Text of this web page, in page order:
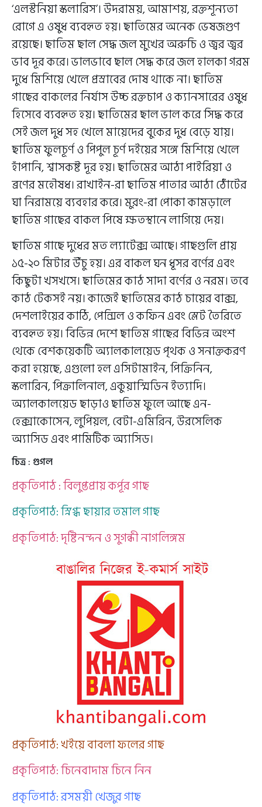
‘এলস্টনিয়া স্কলারিস’। উদরাময়, আমাশয়, রক্তশূন্যতা
রোগে এ ওষুধ ব্যবহৃত হয়। ছাতিমের অনেক ভেষজগুণ
রয়েছে। ছাতিম ছাল সেদ্ধ জল মুখের অরুচি ও জ্বর জ্বর
ভাব দূর করে। ভালভাবে ছাল সেদ্ধ করে জল হালকা গরম
দুধে মিশিয়ে খেলে প্রস্রাবের দোষ থাকে না। ছাতিম
গাছের বাকলের নির্যাস উচ্চ রক্তচাপ ও ক্যানসারের ওষুধ
হিসেবে ব্যবহৃত হয়। ছাতিমের ছাল ভাল করে সিদ্ধ করে
সেই জল দুধ সহ খেলে মায়েদের বুকের দুধ বেড়ে যায়।
ছাতিম ফুলচূর্ণ ও পিপুল চূর্ণ দইয়ের সঙ্গে মিশিয়ে খেলে
হাঁপানি, শ্বাসকষ্ট দূর হয়। ছাতিমের আঠা পাইরিয়া ও
ব্রণের মহৌষধ। রাখাইন-রা ছাতিম পাতার আঠা ঠোঁটের
ঘা নিরাময়ে ব্যবহার করে। মুরং-রা পোকা কামড়ালে
ছাতিম গাছের বাকল পিষে ক্ষতস্থানে লাগিয়ে দেয়।
ছাতিম গাছে দুধের মত ল্যাটেক্স আছে। গাছগুলি প্রায়
১৫-২০ মিটার উঁচু হয়। এর বাকল ঘন ধূসর বর্ণের এবং
কিছুটা খসখসে। ছাতিমের কাঠ সাদা বর্ণের ও নরম। তবে
কাঠ টেকসই নয়। কাজেই ছাতিমের কাঠ চায়ের বাক্স,
দেশলাইয়ের কাঠি, পেন্সিল ও কফিন এবং স্লেট তৈরিতে
ব্যবহৃত হয়। বিভিন্ন দেশে ছাতিম গাছের বিভিন্ন অংশ
থেকে বেশকয়েকটি অ্যালকালয়েড পৃথক ও সনাক্তকরণ
করা হয়েছে, এগুলো হল এসিটামাইন, পিক্রিনিন,
স্কলারিন, পিক্রালিনাল, একুয়াস্মিডিন ইত্যাদি।
অ্যালকালয়েড ছাড়াও ছাতিম ফুলে আছে এন-
হেক্সাকোসেন, লুপিয়ল, বেটা-এমিরিন, উরসেলিক
অ্যাসিড এবং পামিটিক অ্যাসিড।
চিত্র : গুগল
প্রকৃতিপাঠ : বিলুপ্তপ্রায় কর্পূর গাছ
প্রকৃতিপাঠ: স্নিগ্ধ ছায়ার তমাল গাছ
প্রকৃতিপাঠ: দৃষ্টিনন্দন ও সুগন্ধী নাগলিঙ্গম
প্রকৃতিপাঠ: খইয়ে বাবলা ফলের গাছ
প্রকৃতিপাঠ: চিনেবাদাম চিনে নিন
প্রকৃতিপাঠ: রসময়ী খেজুর গাছ